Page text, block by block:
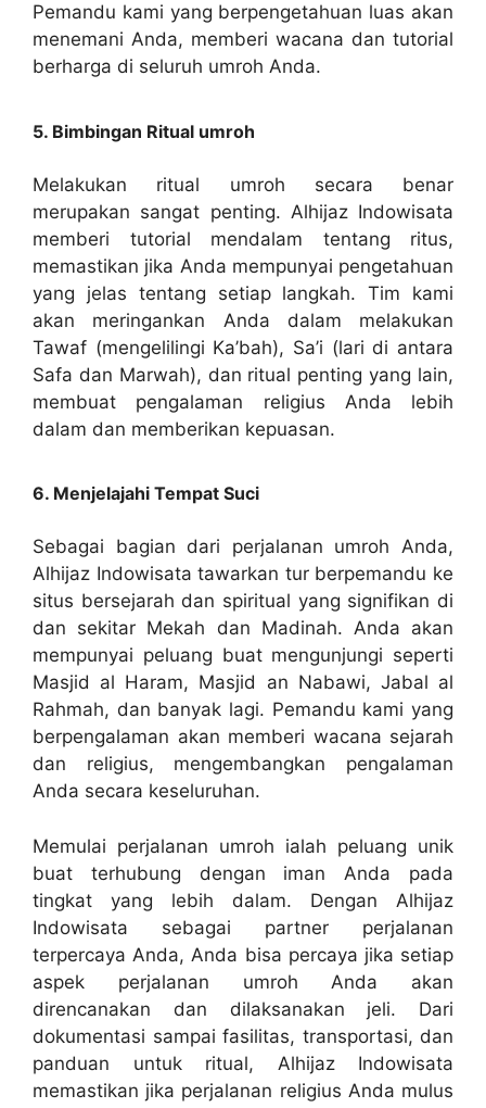
Pemandu kami yang berpengetahuan luas akan
menemani Anda, memberi wacana dan tutorial
berharga di seluruh umroh Anda.
5. Bimbingan Ritual umroh
Melakukan ritual umroh secara benar
merupakan sangat penting. Alhijaz Indowisata
memberi tutorial mendalam tentang ritus,
memastikan jika Anda mempunyai pengetahuan
yang jelas tentang setiap langkah. Tim kami
akan meringankan Anda dalam melakukan
Tawaf (mengelilingi Ka’bah), Sa’i (lari di antara
Safa dan Marwah), dan ritual penting yang lain,
membuat pengalaman religius Anda lebih
dalam dan memberikan kepuasan.
6. Menjelajahi Tempat Suci
Sebagai bagian dari perjalanan umroh Anda,
Alhijaz Indowisata tawarkan tur berpemandu ke
situs bersejarah dan spiritual yang signifikan di
dan sekitar Mekah dan Madinah. Anda akan
mempunyai peluang buat mengunjungi seperti
Masjid al Haram, Masjid an Nabawi, Jabal al
Rahmah, dan banyak lagi. Pemandu kami yang
berpengalaman akan memberi wacana sejarah
dan religius, mengembangkan pengalaman
Anda secara keseluruhan.
Memulai perjalanan umroh ialah peluang unik
buat terhubung dengan iman Anda pada
tingkat yang lebih dalam. Dengan Alhijaz
Indowisata sebagai partner perjalanan
terpercaya Anda, Anda bisa percaya jika setiap
aspek perjalanan umroh Anda akan
direncanakan dan dilaksanakan jeli. Dari
dokumentasi sampai fasilitas, transportasi, dan
panduan untuk ritual, Alhijaz Indowisata
memastikan jika perjalanan religius Anda mulus